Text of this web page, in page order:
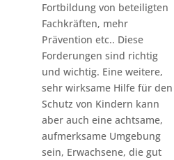
Fortbildung von beteiligten
Fachkräften, mehr
Prävention etc.. Diese
Forderungen sind richtig
und wichtig. Eine weitere,
sehr wirksame Hilfe für den
Schutz von Kindern kann
aber auch eine achtsame,
aufmerksame Umgebung
sein, Erwachsene, die gut